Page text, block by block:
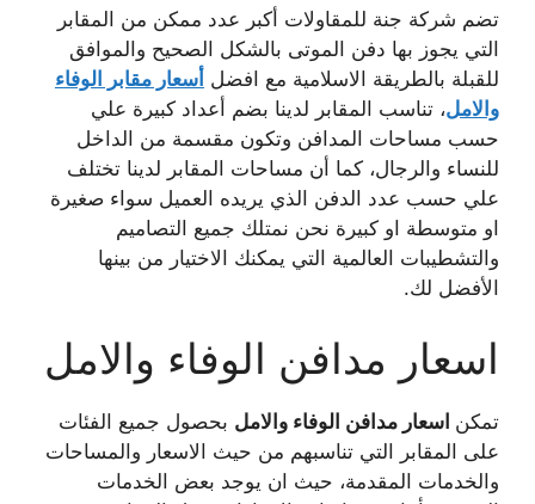
تضم شركة جنة للمقاولات أكبر عدد ممكن من المقابر
التي يجوز بها دفن الموتى بالشكل الصحيح والموافق
للقبلة بالطريقة الاسلامية مع افضل أسعار مقابر الوفاء
والامل، تناسب المقابر لدينا بضم أعداد كبيرة علي
حسب مساحات المدافن وتكون مقسمة من الداخل
للنساء والرجال، كما أن مساحات المقابر لدينا تختلف
علي حسب عدد الدفن الذي يريده العميل سواء صغيرة
او متوسطة او كبيرة نحن نمتلك جميع التصاميم
والتشطيبات العالمية التي يمكنك الاختيار من بينها
الأفضل لك.
اسعار مدافن الوفاء والامل
تمكن اسعار مدافن الوفاء والامل بحصول جميع الفئات
على المقابر التي تناسبهم من حيث الاسعار والمساحات
والخدمات المقدمة، حيث ان يوجد بعض الخدمات